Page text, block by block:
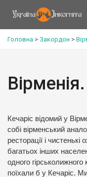
Головна > Закордон >
Кечаріс відомий у
собі вірменський
ресторації і чистенькі
багатьох інших
одного
поїхали б у Кечаріс.